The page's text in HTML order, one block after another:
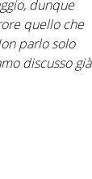
dunque
quello che
parlo solo
discusso già